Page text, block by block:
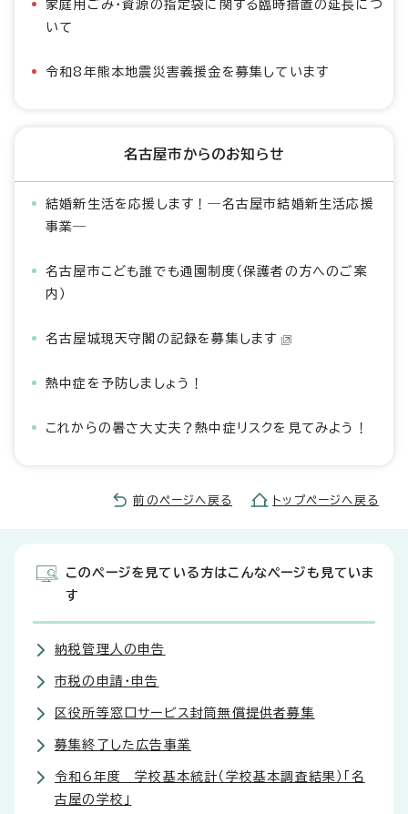
家庭用ごみ・資源の指定袋に関する臨時措置の延長につ
いて
令和8年熊本地震災害義援金を募集しています
名古屋市からのお知らせ
結婚新生活を応援します！―名古屋市結婚新生活応援
事業―
名古屋市こども誰でも通園制度（保護者の方へのご案
内）
名古屋城現天守閣の記録を募集します
熱中症を予防しましょう！
これからの暑さ大丈夫？熱中症リスクを見てみよう！
前のページへ戻る トップページへ戻る
このページを見ている方はこんなページも見ていま
す
納税管理人の申告
市税の申請・申告
区役所等窓口サービス封筒無償提供者募集
募集終了した広告事業
令和6年度 学校基本統計（学校基本調査結果）「名
古屋の学校」